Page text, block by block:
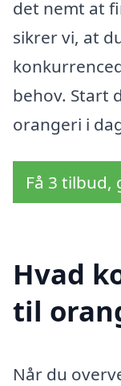
det nemt at
sikrer vi, at
behov. Start
orangeri i
Få 3
Hvad
til
Når du